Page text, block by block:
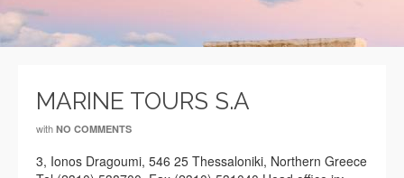
MARINE TOURS S.A
with NO COMMENTS
3, Ionos Dragoumi, 546 25 Thessaloniki, Northern Greece